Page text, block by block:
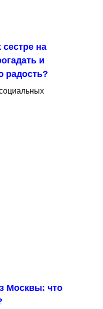
на
и
радость?
Москвы: что